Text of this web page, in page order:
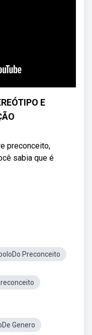
E
preconceito,
sabia que é
Preconceito
Genero